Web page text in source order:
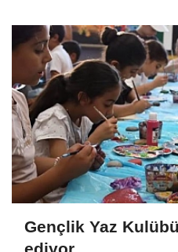
Gençlik Yaz
ediyor